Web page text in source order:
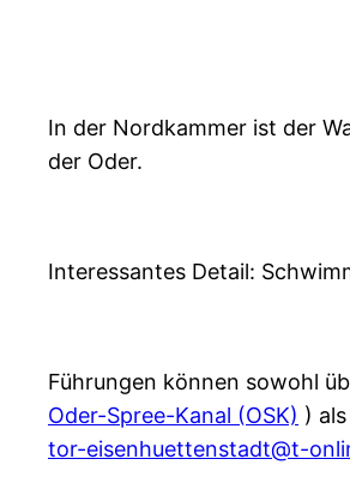
In der Nordkammer ist der
der Oder.
Interessantes Detail:
Führungen können sowohl
Oder-Spree-Kanal (OSK) )
tor-eisenhuettenstadt@t-